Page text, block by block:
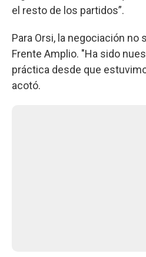
el resto de los partidos”.
Para Orsi, la negociación no
Frente Amplio. "Ha sido
práctica desde que
acotó.